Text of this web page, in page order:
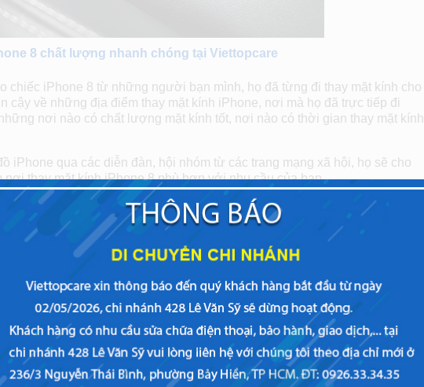
8 chất lượng nhanh chóng tại Viettopcare
chiếc iPhone 8 từ những người bạn mình, họ đã từng đi thay mặt kính cho
cậy về những địa điểm thay mặt kính iPhone, nơi mà họ đã trực tiếp đi
nơi nào có chất lượng mặt kính tốt, nơi nào có thời gian thay mặt kính
iPhone qua các diễn đàn, hội nhóm từ các trang mạng xã hội, họ sẽ cho
nơi thay mặt kính iPhone 8 phù hợp với nhu cầu của bạn.
thay vì tham khảo nhiều người nhiều nơi và bạn không có thời gian cho
thay mặt kính iPhone 8 chính hãng, chất lượng, nhanh chóng, giá tốt,…
cụ tìm kiếm này.
8 chính hãng Apple nhanh chóng tại dịch vụ thay mặt kính
đến đây.
tại Viettopcare